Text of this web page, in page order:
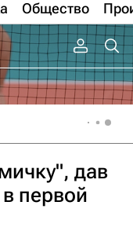
Общество
дав
первой